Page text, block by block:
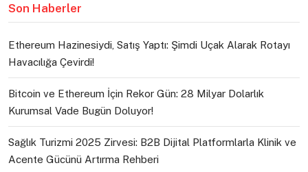
Son Haberler
Ethereum Hazinesiydi, Satış Yaptı: Şimdi Uçak Alarak Rotayı
Havacılığa Çevirdi!
Bitcoin ve Ethereum İçin Rekor Gün: 28 Milyar Dolarlık
Kurumsal Vade Bugün Doluyor!
Sağlık Turizmi 2025 Zirvesi: B2B Dijital Platformlarla Klinik ve
Acente Gücünü Artırma Rehberi